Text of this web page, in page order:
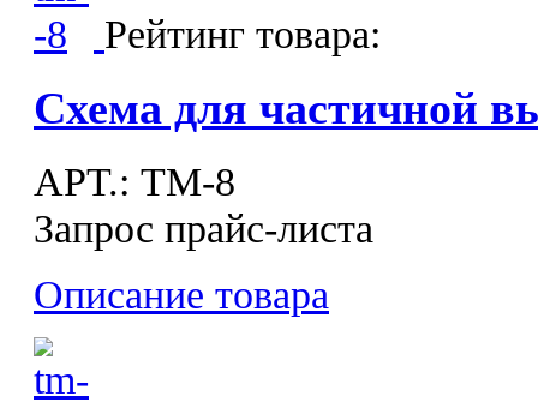
Рейтинг товара:
Схема для частичной
APT.: ТМ-8
Запрос прайс-листа
Описание товара